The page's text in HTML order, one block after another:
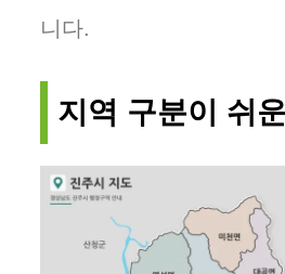
니다.
지역 구분이 쉬